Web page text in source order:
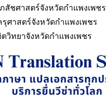
สัชศาสตร์จังหวัดกำแพงเพชร
ศาสตร์จังหวัดกำแพงเพชร
วิทยาจังหวัดกำแพงเพชร